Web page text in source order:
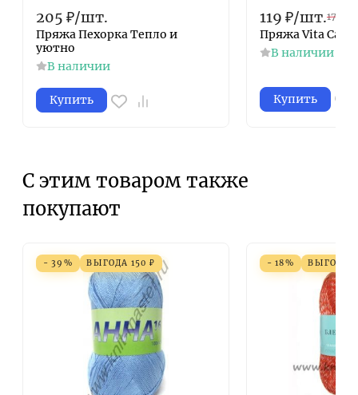
205 ₽/шт.
Пряжа Пехорка Тепло и
уютно
В наличии
Купить
119 ₽/шт.170
Пряжа Vita
В наличии
Купить
С этим товаром также
покупают
- 39% ВЫГОДА 150 ₽ - 18% ВЫГОДА